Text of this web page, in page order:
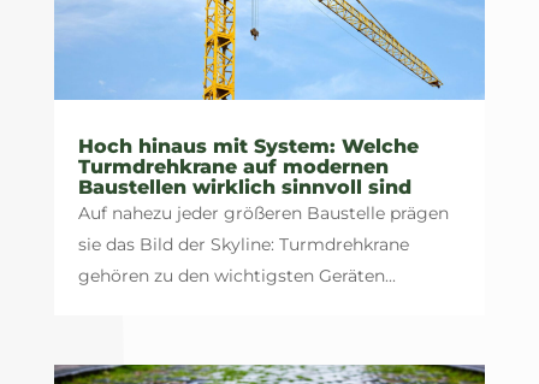
Hoch hinaus mit System: Welche
Turmdrehkrane auf modernen
Baustellen wirklich sinnvoll sind
Auf nahezu jeder größeren Baustelle prägen
sie das Bild der Skyline: Turmdrehkrane
gehören zu den wichtigsten Geräten...